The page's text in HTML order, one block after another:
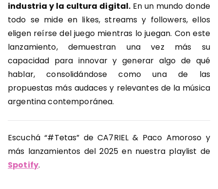
industria y la cultura digital. En un mundo donde
todo se mide en likes, streams y followers, ellos
eligen reírse del juego mientras lo juegan. Con este
lanzamiento, demuestran una vez más su
capacidad para innovar y generar algo de qué
hablar, consolidándose como una de las
propuestas más audaces y relevantes de la música
argentina contemporánea.
Escuchá “#Tetas” de CA7RIEL & Paco Amoroso y
más lanzamientos del 2025 en nuestra playlist de
Spotify.